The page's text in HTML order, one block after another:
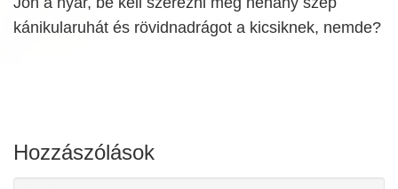
kánikularuhát és rövidnadrágot a kicsiknek, nemde?
Hozzászólások